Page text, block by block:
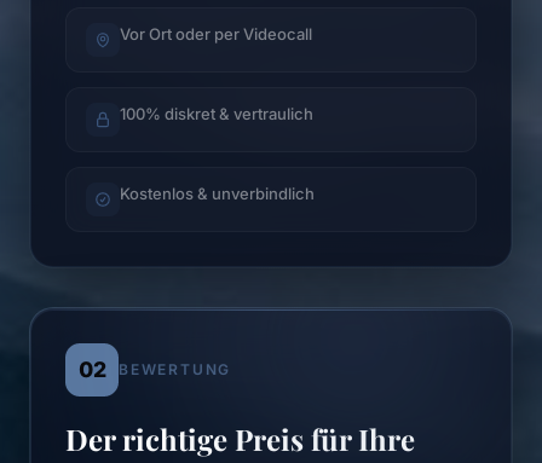
Vor Ort oder per Videocall
100% diskret & vertraulich
Kostenlos & unverbindlich
02 BEWERTUNG
Der richtige Preis für Ihre